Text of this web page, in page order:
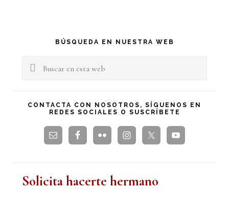
Barra
lateral
BÚSQUEDA EN NUESTRA WEB
Buscar
esta
CONTACTA CON NOSOTROS, SÍGUENOS EN
REDES SOCIALES O SUSCRÍBETE
Solicita hacerte hermano